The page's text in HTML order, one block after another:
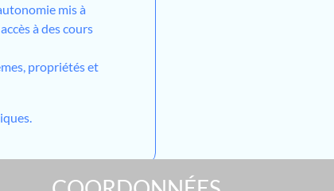
mis à
à des cours
propriétés et